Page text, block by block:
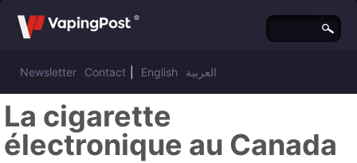
Newsletter Contact English العربية
La cigarette
électronique au Canada